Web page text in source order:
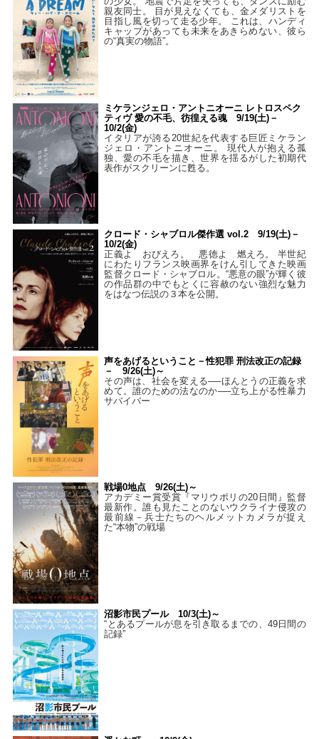
親友同士。 目が見えなくても、金メダリストを
目指し風を切って走る少年。 これは、ハンディ
キャップがあっても未来をあきらめない、彼ら
の“真実の物語”。
ミケランジェロ・アントニオーニ レトロスペク
ティヴ 愛の不毛、彷徨える魂 9/19(土)－
10/2(金)
イタリアが誇る20世紀を代表する巨匠ミケラン
ジェロ・アントニオーニ。 現代人が抱える孤
独、愛の不毛を描き、世界を揺るがした初期代
表作がスクリーンに甦る。
クロード・シャブロル傑作選 vol.2 9/19(土)－
10/2(金)
正義よ おびえろ。 悪徳よ 燃えろ。 半世紀
にわたりフランス映画界をけん引してきた映画
監督クロード・シャブロル。“悪意の眼”が輝く彼
の作品群の中でもとくに容赦のない強烈な魅力
をはなつ伝説の３本を公開。
声をあげるということ－性犯罪 刑法改正の記録
－ 9/26(土)～
その声は、社会を変える──ほんとうの正義を求
めて。誰のための法なのか──立ち上がる性暴力
サバイバー
戦場0地点 9/26(土)～
アカデミー賞受賞『マリウポリの20日間』監督
最新作。誰も見たことのないウクライナ侵攻の
最前線－兵士たちのヘルメットカメラが捉え
た“本物”の戦場
沼影市民プール 10/3(土)～
“とあるプールが息を引き取るまでの、49日間の
記録”